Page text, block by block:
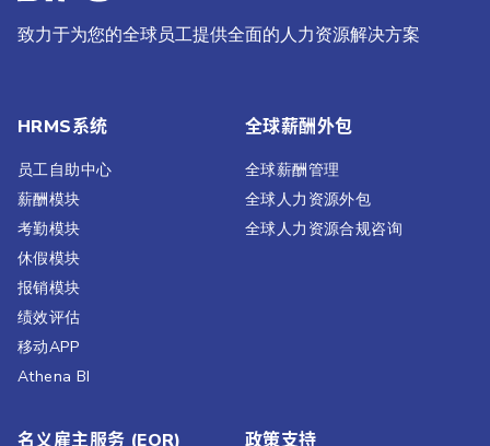
致力于为您的全球员工提供全面的人力资源解决方案
HRMS系统
员工自助中心
薪酬模块
考勤模块
休假模块
报销模块
绩效评估​
移动APP
Athena BI
全球薪酬外包
全球薪酬管理
全球人力资源外包
全球人力资源合规咨询
名义雇主服务 (EOR) 政策支持